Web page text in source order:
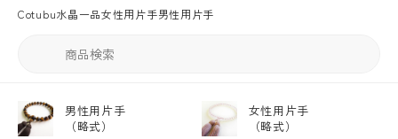
Cotubu水晶一品女性用片手男性用片手
男性用片手
（略式）
女性用片手
（略式）